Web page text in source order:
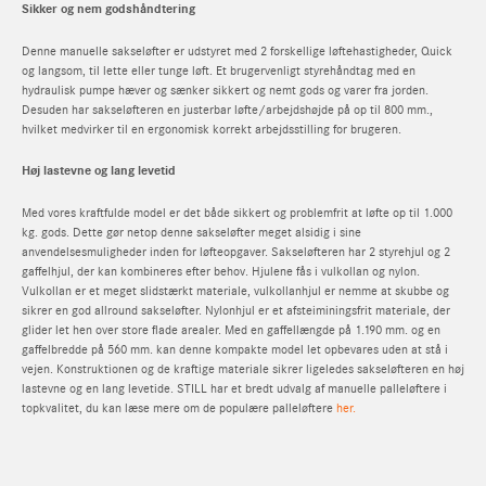
Firma
Adresselinje
Adresselinje 2
By
Postnr.
Land
Skriv e-mail
E-mail (Påkrævet)
Din forespørgsel(Påkrævet)
herunder manuelle og elektriske gaffeltrucks, stablere og
ordreplukkere. Virksomheder i Estland, der ønsker at strømline
deres logistik og øge produktiviteten, kan udforske disse
avancerede løsninger for at optimere deres drift. Ved at
mere smidig og hurtigere lagerhåndtering og samtidig skabe
et velorganiseret arbejdsområde.
Sikker og nem godshåndtering
Denne manuelle sakseløfter er udstyret med 2 forskellige løftehastigheder, Quick
og langsom, til lette eller tunge løft. Et brugervenligt styrehåndtag med en
hydraulisk pumpe hæver og sænker sikkert og nemt gods og varer fra jorden.
Desuden har sakseløfteren en justerbar løfte/arbejdshøjde på op til 800 mm.,
hvilket medvirker til en ergonomisk korrekt arbejdsstilling for brugeren.
Høj lastevne og lang levetid
Med vores kraftfulde model er det både sikkert og problemfrit at løfte op til 1.000
kg. gods. Dette gør netop denne sakseløfter meget alsidig i sine
anvendelsesmuligheder inden for løfteopgaver. Sakseløfteren har 2 styrehjul og 2
gaffelhjul, der kan kombineres efter behov. Hjulene fås i vulkollan og nylon.
Vulkollan er et meget slidstærkt materiale, vulkollanhjul er nemme at skubbe og
sikrer en god allround sakseløfter. Nylonhjul er et afsteiminingsfrit materiale, der
glider let hen over store flade arealer. Med en gaffellængde på 1.190 mm. og en
gaffelbredde på 560 mm. kan denne kompakte model let opbevares uden at stå i
vejen. Konstruktionen og de kraftige materiale sikrer ligeledes sakseløfteren en høj
lastevne og en lang levetide. STILL har et bredt udvalg af manuelle palleløftere i
topkvalitet, du kan læse mere om de populære palleløftere her.